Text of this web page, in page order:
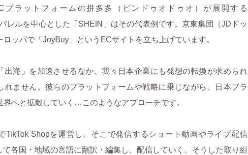
ラットフォームの拼多多（ピンドゥオドゥオ）が展開する
パレルを中心とした「SHEIN」はその代表例です。京東集団（JDドッ
ロッパで「JoyBuy」というECサイトを立ち上げています。
海」を加速させるなか、我々日本企業にも発想の転換が求められ
れません。彼らのプラットフォームや戦略に乗じながら、日本ブラ
界へと拡散していく…このようなアプローチです。
Shopを運営し、そこで発信するショート動画やライブ配信
て各国・地域の言語に翻訳・編集し、配信していく。そうした取り組